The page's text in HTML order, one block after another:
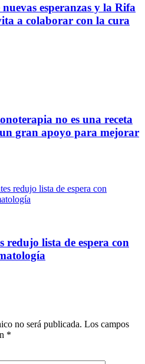
esperanzas y la Rifa
a colaborar con la cura
no es una receta
gran apoyo para mejorar
redujo lista de espera con
no será publicada. Los campos
*